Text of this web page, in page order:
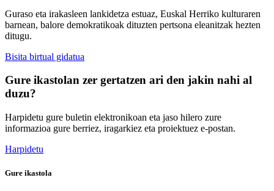
Guraso eta irakasleen lankidetza estuaz, Euskal Herriko kulturaren
barnean, balore demokratikoak dituzten pertsona eleanitzak hezten
ditugu.
Bisita birtual gidatua
Gure ikastolan zer gertatzen ari den jakin nahi al
duzu?
Harpidetu gure buletin elektronikoan eta jaso hilero zure
informazioa gure berriez, iragarkiez eta proiektuez e-postan.
Harpidetu
Gure ikastola